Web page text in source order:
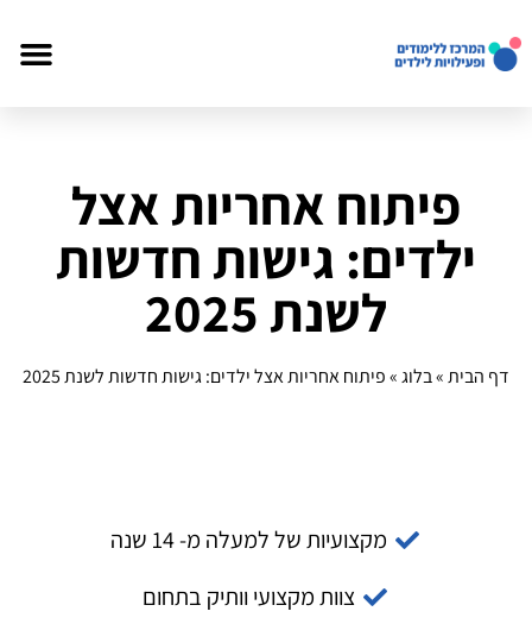
פיתוח אחריות אצל
ילדים: גישות חדשות
לשנת 2025
דף הבית»בלוג»פיתוח אחריות אצל ילדים: גישות חדשות לשנת 2025
מקצועיות של למעלה מ- 14 שנה
צוות מקצועי וותיק בתחום